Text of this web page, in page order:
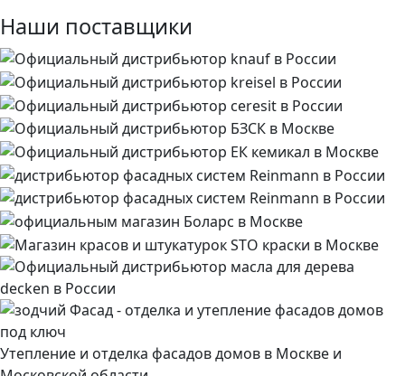
Наши поставщики
Утепление и отделка фасадов домов в Москве и